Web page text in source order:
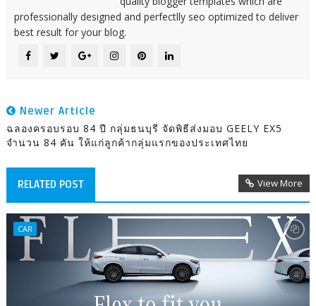
professionally designed and perfectlly seo optimized to deliver
best result for your blog.
Newer Article
ฉลองครอบรอบ 84 ปี กลุ่มธนบุรี จัดพิธีส่งมอบ GEELY EX5
จำนวน 84 คัน ให้แก่ลูกค้ากลุ่มแรกของประเทศไทย
RELATED POST View More
CAR